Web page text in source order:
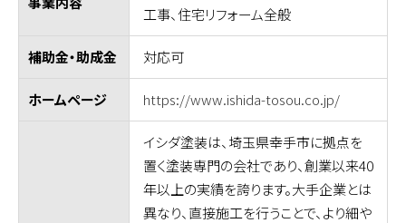
工事、住宅リフォーム全般
補助金・助成金 対応可
ホームページ https://www.ishida-tosou.co.jp/
イシダ塗装は、埼玉県幸手市に拠点を
置く塗装専門の会社であり、創業以来40
年以上の実績を誇ります。大手企業とは
異なり、直接施工を行うことで、より細や